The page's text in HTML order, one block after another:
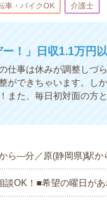
車・バイクOK 介護士
！」日収1.1万円
仕事は休みが調整し
ができちゃいます。し
また、毎日初対面の方
ら---分／原(静岡県)駅
OK！■希望の曜日があ